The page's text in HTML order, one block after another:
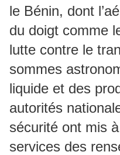
le Bénin, dont
du doigt comme
lutte contre le
sommes
liquide et des
autorités
sécurité ont mis
services des